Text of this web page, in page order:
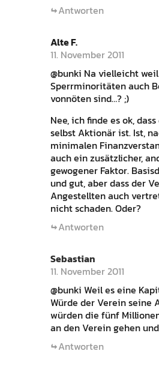
Antworten
Alte F.
11. November 2011
@bunki Na vielleicht
Sperrminoritäten auch
vonnöten sind…? ;)
Nee, ich finde es ok,
selbst Aktionär ist. Ist,
minimalen
auch ein zusätzlicher,
gewogener Faktor.
und gut, aber dass der
Angestellten auch
nicht schaden. Oder?
Antworten
Sebastian
11. November 2011
@bunki Weil es eine
Würde der Verein seine
würden die fünf
an den Verein gehen
Antworten